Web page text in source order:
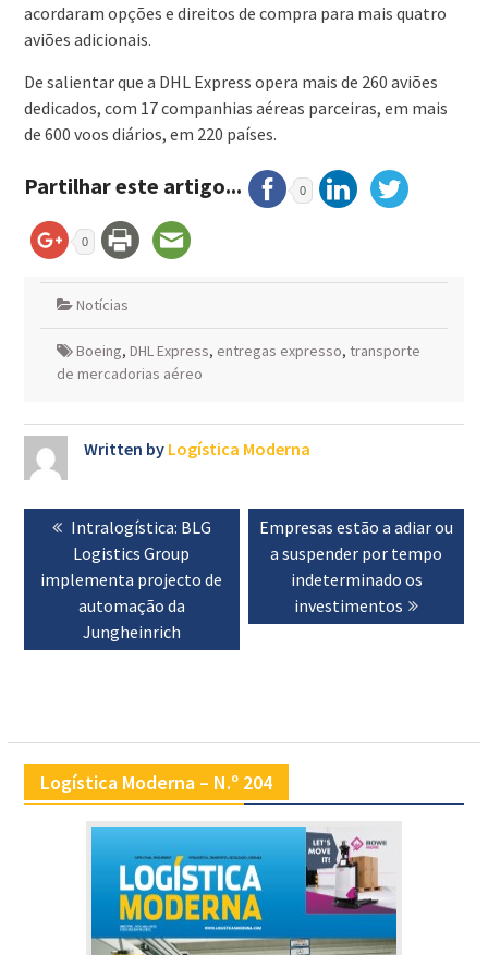
acordaram opções e direitos de compra para mais quatro
aviões adicionais.
De salientar que a DHL Express opera mais de 260 aviões
dedicados, com 17 companhias aéreas parceiras, em mais
de 600 voos diários, em 220 países.
Partilhar este artigo... 0
0
Notícias
Boeing, DHL Express, entregas expresso, transporte
de mercadorias aéreo
Written by Logística Moderna
Navegação
artigos
Previous
post:
Intralogística: BLG
Logistics Group
implementa projecto de
automação da
Jungheinrich
Next
post:
Empresas estão a adiar ou
a suspender por tempo
indeterminado os
investimentos
Logística Moderna – N.º 204